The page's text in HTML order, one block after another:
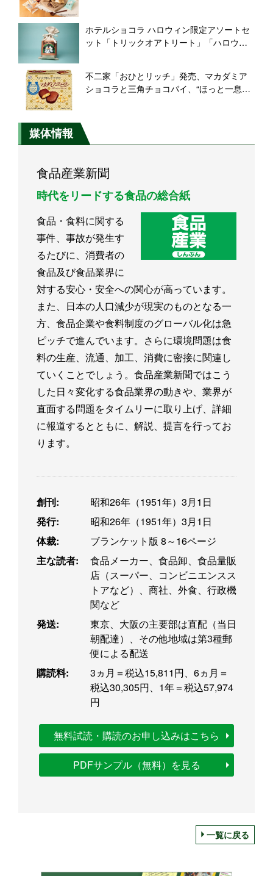
ホテルショコラ ハロウィン限定アソートセ
ット「トリックオアトリート」「ハロウィ
など詰め合わせ
不二家「おひとリッチ」発売、マカダミア
ショコラと三角チョコパイ、“ほっと一息つ
媒体情報
食品産業新聞
時代をリードする食品の総合紙
食品・食料に関する
事件、事故が発生す
るたびに、消費者の
食品及び食品業界に
対する安心・安全への関心が高っています。
また、日本の人口減少が現実のものとなる一
方、食品企業や食料制度のグローバル化は急
ピッチで進んでいます。さらに環境問題は食
料の生産、流通、加工、消費に密接に関連し
ていくことでしょう。食品産業新聞ではこう
した日々変化する食品業界の動きや、業界が
直面する問題をタイムリーに取り上げ、詳細
に報道するとともに、解説、提言を行ってお
ります。
創刊:
昭和26年（1951年）3月1日
発行:
昭和26年（1951年）3月1日
体裁:
ブランケット版 8～16ページ
主な読者:
食品メーカー、食品卸、食品量販
店（スーパー、コンビニエンスス
トアなど）、商社、外食、行政機
関など
発送:
東京、大阪の主要部は直配（当日
朝配達）、その他地域は第3種郵
便による配送
購読料:
3ヵ月＝税込15,811円、6ヵ月＝
税込30,305円、1年＝税込57,974
円
無料試読・購読のお申し込みはこちら
PDFサンプル（無料）を見る
一覧に戻る